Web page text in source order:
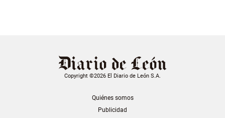
Copyright ©2026 El Diario de León S.A.
Quiénes somos
Publicidad